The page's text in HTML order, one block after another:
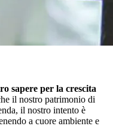
sapere per la crescita
il nostro patrimonio di
il nostro intento è
a cuore ambiente e